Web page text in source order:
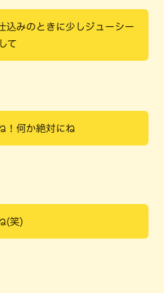
込みのときに少しジューシー
て
！何か絶対にね
(笑)